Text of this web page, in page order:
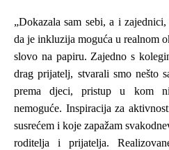
„Dokazala sam sebi, a i
da je inkluzija moguća u realnom
slovo na papiru. Zajedno s
drag prijatelj, stvarali smo nešto
prema djeci, pristup u kom
nemoguće. Inspiracija za
susrećem i koje zapažam
roditelja i prijatelja.